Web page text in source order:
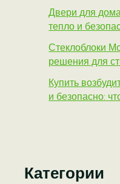
Двери для
тепло и
Стеклоблоки
решения для
Купить
и безопасно:
Категории